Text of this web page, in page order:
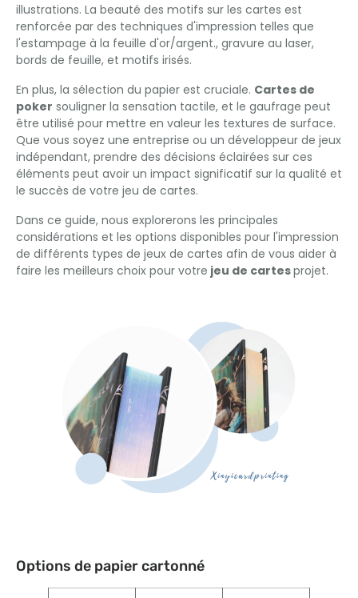
illustrations. La beauté des motifs sur les cartes est
renforcée par des techniques d'impression telles que
l'estampage à la feuille d'or/argent., gravure au laser,
bords de feuille, et motifs irisés.
En plus, la sélection du papier est cruciale. Cartes de
poker souligner la sensation tactile, et le gaufrage peut
être utilisé pour mettre en valeur les textures de surface.
Que vous soyez une entreprise ou un développeur de jeux
indépendant, prendre des décisions éclairées sur ces
éléments peut avoir un impact significatif sur la qualité et
le succès de votre jeu de cartes.
Dans ce guide, nous explorerons les principales
considérations et les options disponibles pour l'impression
de différents types de jeux de cartes afin de vous aider à
faire les meilleurs choix pour votre jeu de cartesprojet.
Options de papier cartonné